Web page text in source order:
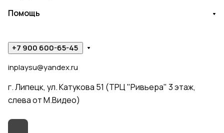
Помощь
+7 900 600-65-45
inplaysu@yandex.ru
г. Липецк, ул. Катукова 51 (ТРЦ "Ривьера" 3 этаж,
слева от М.Видео)